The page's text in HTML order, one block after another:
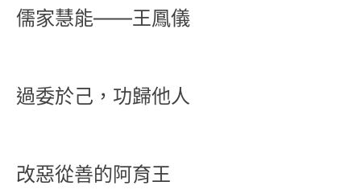
儒家慧能——王鳳儀
過委於己，功歸他人
改惡從善的阿育王